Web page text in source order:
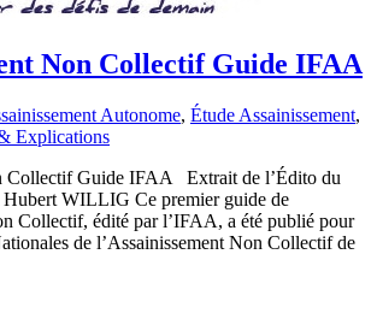
Non Collectif Guide IFAA
Autonome, Étude Assainissement,
Explications
Collectif Guide IFAA Extrait de l’Édito du
Hubert WILLIG Ce premier guide de
Collectif, édité par l’IFAA, a été publié pour
de l’Assainissement Non Collectif de